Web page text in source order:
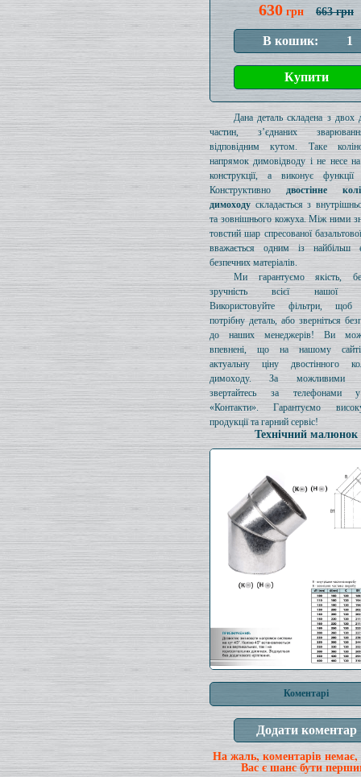
630 грн 663 грн
Дана деталь складена з двох
частин, з’єднаних
відповідним кутом. Таке
напрямок димовідводу і не несе
конструкції, а виконує функції
Конструктивно двостінне
димоходу складається з
та зовнішнього кожуха. Між ними
товстий шар спресованої
вважається одним із найбільш
безпечних матеріалів.
Ми гарантуємо якість,
зручність всієї нашої
Використовуйте фільтри, щоб
потрібну деталь, або зверніться
до наших менеджерів! Ви
впевнені, що на нашому
актуальну ціну двостінного
димоходу. За можливими
звертайтесь за телефонами
«Контакти». Гарантуємо
продукції та гарний сервіс!
Технічний малюнок
Коментарі
На жаль, коментарів немає,
Вас є шанс бути